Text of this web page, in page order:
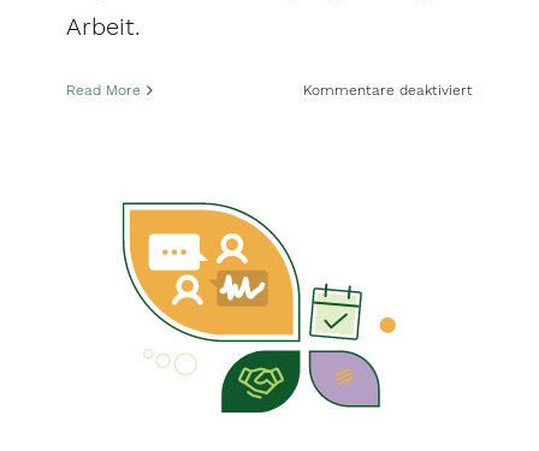
Arbeit.
Read More Kommentare deaktiviertfür